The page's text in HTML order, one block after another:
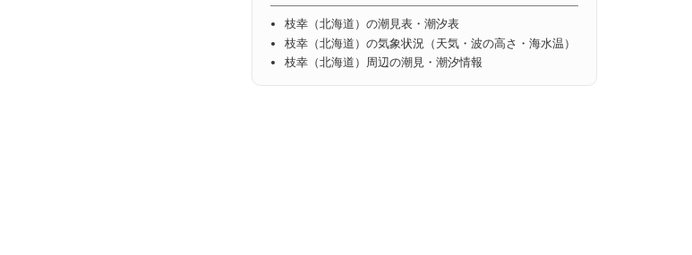
枝幸（北海道）の潮見表・潮汐表
枝幸（北海道）の気象状況（天気・波の高さ・海水温）
枝幸（北海道）周辺の潮見・潮汐情報